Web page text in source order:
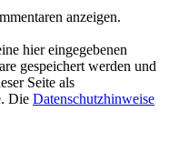
anzeigen.
hier eingegebenen
gespeichert werden und
Seite als
Die Datenschutzhinweise